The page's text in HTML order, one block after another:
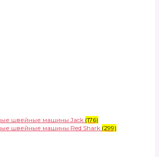
швейные машины Jack (176)
швейные машины Red Shark (299)